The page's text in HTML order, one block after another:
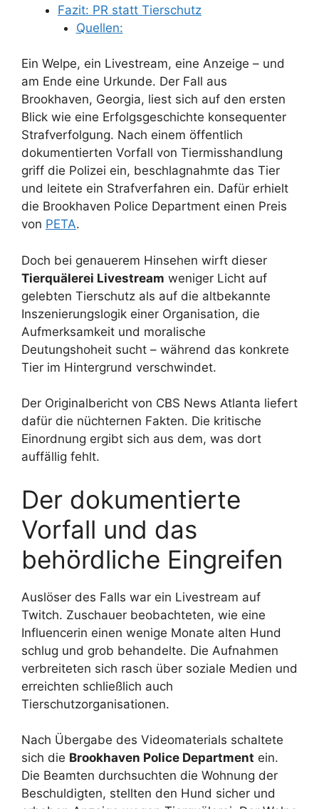
Fazit: PR statt Tierschutz
Quellen:
Ein Welpe, ein Livestream, eine Anzeige – und
am Ende eine Urkunde. Der Fall aus
Brookhaven, Georgia, liest sich auf den ersten
Blick wie eine Erfolgsgeschichte konsequenter
Strafverfolgung. Nach einem öffentlich
dokumentierten Vorfall von Tiermisshandlung
griff die Polizei ein, beschlagnahmte das Tier
und leitete ein Strafverfahren ein. Dafür erhielt
die Brookhaven Police Department einen Preis
von PETA.
Doch bei genauerem Hinsehen wirft dieser
Tierquälerei Livestream weniger Licht auf
gelebten Tierschutz als auf die altbekannte
Inszenierungslogik einer Organisation, die
Aufmerksamkeit und moralische
Deutungshoheit sucht – während das konkrete
Tier im Hintergrund verschwindet.
Der Originalbericht von CBS News Atlanta liefert
dafür die nüchternen Fakten. Die kritische
Einordnung ergibt sich aus dem, was dort
auffällig fehlt.
Der dokumentierte
Vorfall und das
behördliche Eingreifen
Auslöser des Falls war ein Livestream auf
Twitch. Zuschauer beobachteten, wie eine
Influencerin einen wenige Monate alten Hund
schlug und grob behandelte. Die Aufnahmen
verbreiteten sich rasch über soziale Medien und
erreichten schließlich auch
Tierschutzorganisationen.
Nach Übergabe des Videomaterials schaltete
sich die Brookhaven Police Department ein.
Die Beamten durchsuchten die Wohnung der
Beschuldigten, stellten den Hund sicher und